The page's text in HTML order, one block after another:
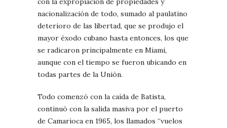
nacionalización de todo, sumado al paulatino
deterioro de las libertad, que se produjo el
mayor éxodo cubano hasta entonces, los que
se radicaron principalmente en Miami,
aunque con el tiempo se fueron ubicando en
todas partes de la Unión.
Todo comenzó con la caída de Batista,
continuó con la salida masiva por el puerto
de Camarioca en 1965, los llamados “vuelos